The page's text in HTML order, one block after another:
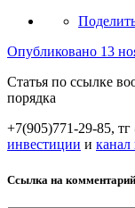
Опубликовано 13
Статья по ссылке
порядка
+7(905)771-29-85,
инвестиции и канал
Ссылка на комментарий